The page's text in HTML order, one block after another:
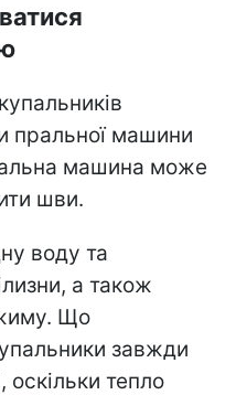
пральної машини
машина може
шви.
воду та
а також
Що
завжди
оскільки тепло